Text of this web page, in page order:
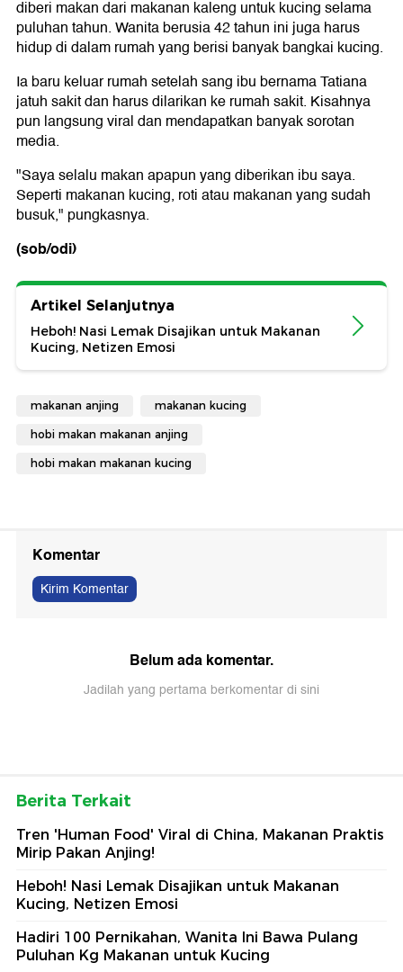
diberi makan dari makanan kaleng untuk kucing selama
puluhan tahun. Wanita berusia 42 tahun ini juga harus
hidup di dalam rumah yang berisi banyak bangkai kucing.
Ia baru keluar rumah setelah sang ibu bernama Tatiana
jatuh sakit dan harus dilarikan ke rumah sakit. Kisahnya
pun langsung viral dan mendapatkan banyak sorotan
media.
"Saya selalu makan apapun yang diberikan ibu saya.
Seperti makanan kucing, roti atau makanan yang sudah
busuk," pungkasnya.
(sob/odi)
Artikel Selanjutnya
Heboh! Nasi Lemak Disajikan untuk Makanan
Kucing, Netizen Emosi
makanan anjing makanan kucing
hobi makan makanan anjing
hobi makan makanan kucing
Komentar
Kirim Komentar
Belum ada komentar.
Jadilah yang pertama berkomentar di sini
Berita Terkait
Tren 'Human Food' Viral di China, Makanan Praktis
Mirip Pakan Anjing!
Heboh! Nasi Lemak Disajikan untuk Makanan
Kucing, Netizen Emosi
Hadiri 100 Pernikahan, Wanita Ini Bawa Pulang
Puluhan Kg Makanan untuk Kucing